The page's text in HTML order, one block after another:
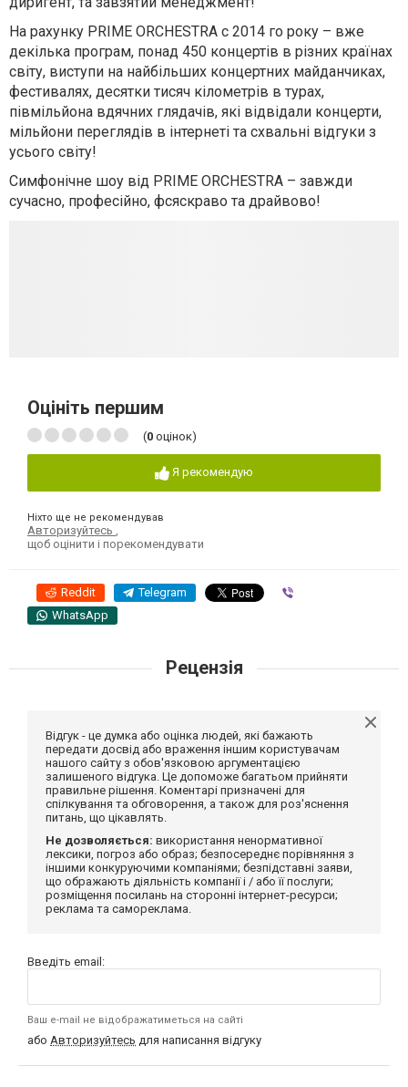
На рахунку PRIME ORCHESTRA с 2014 го року – вже
декілька програм, понад 450 концертів в різних країнах
світу, виступи на найбільших концертних майданчиках,
фестивалях, десятки тисяч кілометрів в турах,
півмільйона вдячних глядачів, які відвідали концерти,
мільйони переглядів в інтернеті та схвальні відгуки з
усього світу!
Симфонічне шоу від PRIME ORCHESTRA – завжди
сучасно, професійно, фсяскраво та драйвово!
Оцініть першим
(0 оцінок)
Я рекомендую
Ніхто ще не рекомендував
Авторизуйтесь
щоб оцінити і порекомендувати
Reddit Telegram
WhatsApp
Рецензія
Відгук - це думка або оцінка людей, які бажають
передати досвід або враження іншим користувачам
нашого сайту з обов'язковою аргументацією
залишеного відгука. Це допоможе багатьом прийняти
правильне рішення. Коментарі призначені для
спілкування та обговорення, а також для роз'яснення
питань, що цікавлять.
Не дозволяється: використання ненормативної
лексики, погроз або образ; безпосереднє порівняння з
іншими конкуруючими компаніями; безпідставні заяви,
що ображають діяльність компанії і / або її послуги;
розміщення посилань на сторонні інтернет-ресурси;
реклама та самореклама.
Введіть email:
Ваш e-mail не відображатиметься на сайті
або Авторизуйтесь для написання відгуку